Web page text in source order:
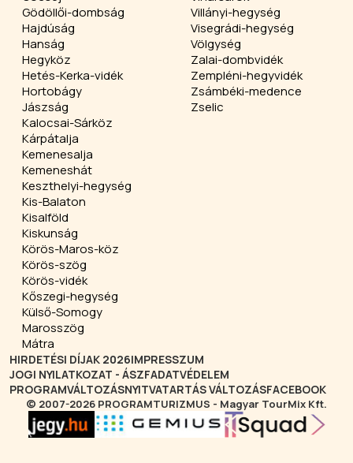
Gödöllői-dombság
Hajdúság
Hanság
Hegyköz
Hetés-Kerka-vidék
Hortobágy
Jászság
Kalocsai-Sárköz
Kárpátalja
Kemenesalja
Kemeneshát
Keszthelyi-hegység
Kis-Balaton
Kisalföld
Kiskunság
Körös-Maros-köz
Körös-szög
Körös-vidék
Kőszegi-hegység
Külső-Somogy
Marosszög
Mátra
Villányi-hegység
Visegrádi-hegység
Völgység
Zalai-dombvidék
Zempléni-hegyvidék
Zsámbéki-medence
Zselic
HIRDETÉSI DÍJAK 2026IMPRESSZUM
JOGI NYILATKOZAT - ÁSZFADATVÉDELEM
PROGRAMVÁLTOZÁSNYITVATARTÁS VÁLTOZÁSFACEBOOK
© 2007-2026 PROGRAMTURIZMUS - Magyar TourMix Kft.